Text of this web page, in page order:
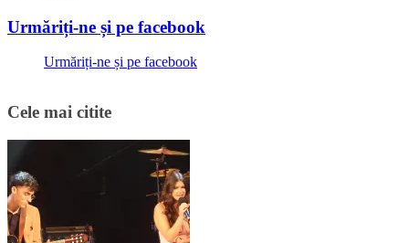
Urmăriți-ne și pe facebook
Urmăriți-ne și pe facebook
Cele mai citite